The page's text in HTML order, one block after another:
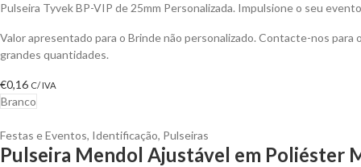
Pulseira Tyvek BP-VIP de 25mm Personalizada. Impulsione o seu
Valor apresentado para o Brinde não personalizado. Contacte-nos
grandes quantidades.
€0,16 C/ IVA
Branco
Festas e Eventos, Identificação, Pulseiras
Pulseira Mendol Ajustável em Poliéster